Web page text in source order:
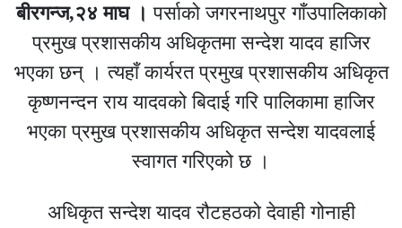
बीरगन्ज,२४ माघ । पर्साको जगरनाथपुर गाँउपालिकाको
प्रमुख प्रशासकीय अधिकृतमा सन्देश यादव हाजिर
भएका छन् । त्यहाँ कार्यरत प्रमुख प्रशासकीय अधिकृत
कृष्णनन्दन राय यादवको बिदाई गरि पालिकामा हाजिर
भएका प्रमुख प्रशासकीय अधिकृत सन्देश यादवलाई
स्वागत गरिएको छ ।
अधिकृत सन्देश यादव रौटहठको देवाही गोनाही